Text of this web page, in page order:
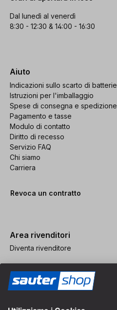
Dal lunedì al venerdì
8:30 - 12:30 & 14:00 - 16:30
Aiuto
Indicazioni sullo scarto di batterie
Istruzioni per l'imballaggio
Spese di consegna e spedizione
Pagamento e tasse
Modulo di contatto
Diritto di recesso
Servizio FAQ
Chi siamo
Carriera
Revoca un contratto
Area rivenditori
Diventa rivenditore